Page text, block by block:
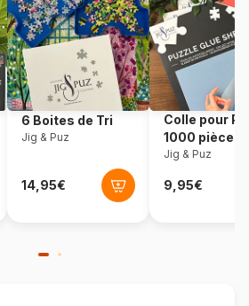
Castorland-52158
5904438052158
500 pièces
47 x 33 cm
6 Boites de Tri
Jig & Puz
Colle pour
1000 pièces
Jig & Puz